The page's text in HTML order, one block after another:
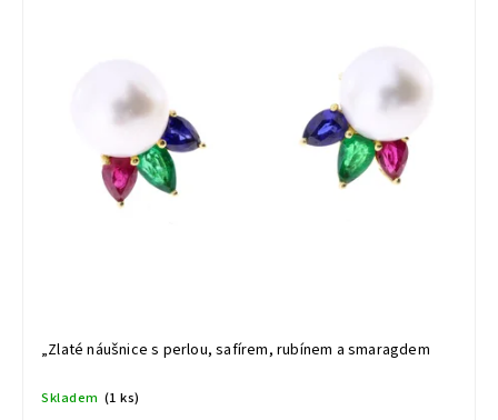
„Zlaté náušnice s perlou, safírem, rubínem a smaragdem
Skladem (1 ks)